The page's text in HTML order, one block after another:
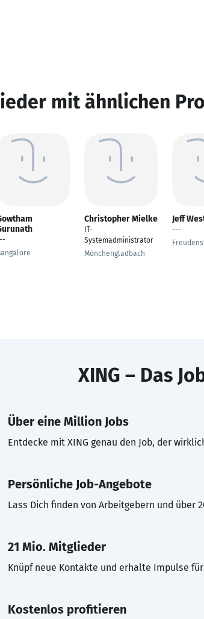
mit ähnlichen
Christopher Mielke
IT-
Systemadministrator
Mönchengladbach
Jeff
---
XING – Das
Über eine Million Jobs
Entdecke mit XING genau den Job, der
Persönliche Job-Angebote
Lass Dich finden von Arbeitgebern und über
21 Mio. Mitglieder
Knüpf neue Kontakte und erhalte Impulse
Kostenlos profitieren